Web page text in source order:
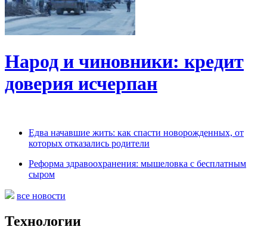
Народ и чиновники: кредит
доверия исчерпан
Едва начавшие жить: как спасти новорожденных, от
которых отказались родители
Реформа здравоохранения: мышеловка с бесплатным
сыром
все новости
Технологии